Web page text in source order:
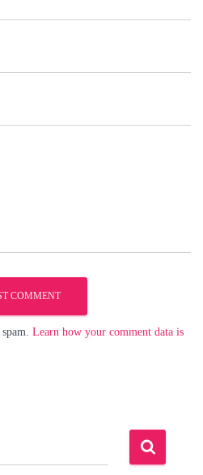
Learn how your comment data is